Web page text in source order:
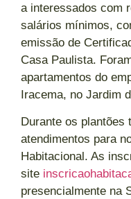
a interessados com
salários mínimos,
emissão de
Casa Paulista.
apartamentos do
Iracema, no Jardim
Durante os plantões
atendimentos para
Habitacional. As
site
presencialmente na